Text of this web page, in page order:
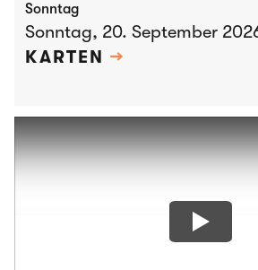
Sonntag
Sonntag, 20. September
KARTEN →